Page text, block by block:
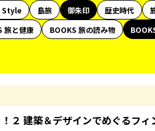
Style 島旅 御朱印 歴史時代
旅と健康 BOOKS 旅の読み物
２ 建築＆デザインでめぐるフ